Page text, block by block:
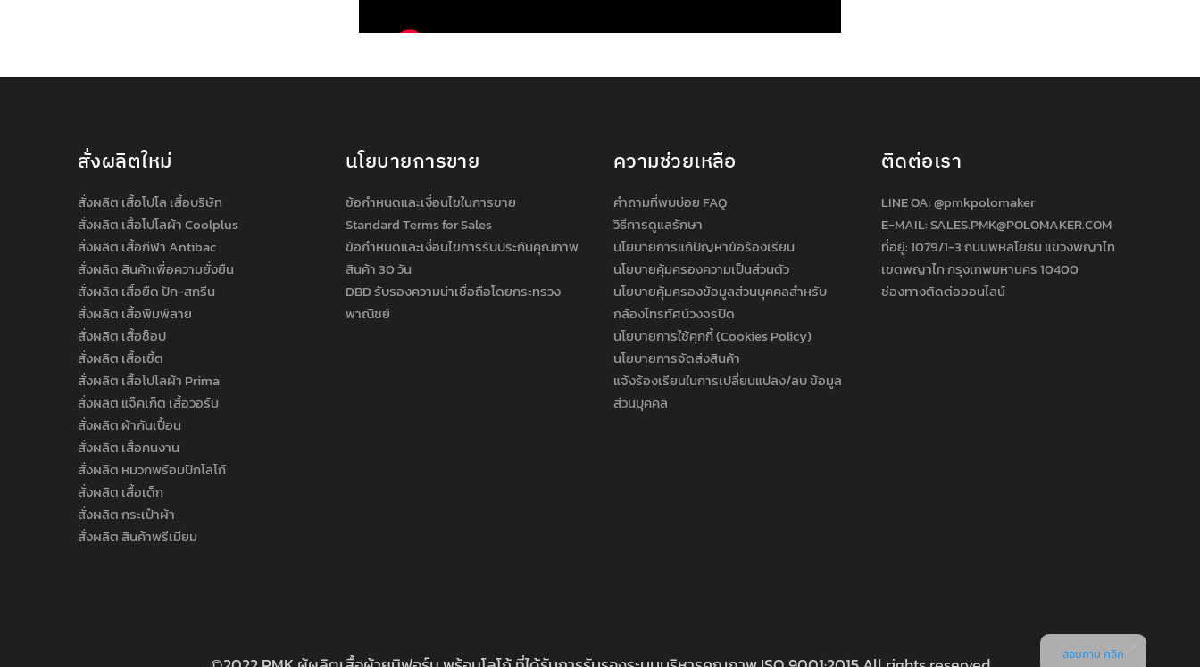
สั่งผลิตใหม่
สั่งผลิต เสื้อโปโล เสื้อบริษัท
สั่งผลิต เสื้อโปโลผ้า Coolplus
สั่งผลิต เสื้อกีฬา Antibac
สั่งผลิต สินค้าเพื่อความยั่งยืน
สั่งผลิต เสื้อยืด ปัก-สกรีน
สั่งผลิต เสื้อพิมพ์ลาย
สั่งผลิต เสื้อช็อป
สั่งผลิต เสื้อเชิ้ต
สั่งผลิต เสื้อโปโลผ้า Prima
สั่งผลิต แจ็คเก็ต เสื้อวอร์ม
สั่งผลิต ผ้ากันเปื้อน
สั่งผลิต เสื้อคนงาน
สั่งผลิต หมวกพร้อมปักโลโก้
สั่งผลิต เสื้อเด็ก
สั่งผลิต กระเป๋าผ้า
สั่งผลิต สินค้าพรีเมียม
นโยบายการขาย
ข้อกำหนดและเงื่อนไขในการขาย
Standard Terms for Sales
ข้อกำหนดและเงื่อนไขการรับประกันคุณภาพ
สินค้า 30 วัน
DBD รับรองความน่าเชื่อถือโดยกระทรวง
พาณิชย์
ความช่วยเหลือ
คำถามที่พบบ่อย FAQ
วิธีการดูแลรักษา
นโยบายการแก้ปัญหาข้อร้องเรียน
นโยบายคุ้มครองความเป็นส่วนตัว
นโยบายคุ้มครองข้อมูลส่วนบุคคลสำหรับ
กล้องโทรทัศน์วงจรปิด
นโยบายการใช้คุกกี้ (Cookies Policy)
นโยบายการจัดส่งสินค้า
แจ้งร้องเรียนในการเปลี่ยนแปลง/ลบ ข้อมูล
ส่วนบุคคล
ติดต่อเรา
LINE OA:@pmkpolomaker
E-MAIL: SALES.PMK@POLOMAKER.COM
ที่อยู่: 1079/1-3 ถนนพหลโยธิน แขวงพญาไท
เขตพญาไท กรุงเทพมหานคร 10400
ช่องทางติดต่อออนไลน์
สอบถาม คลิก